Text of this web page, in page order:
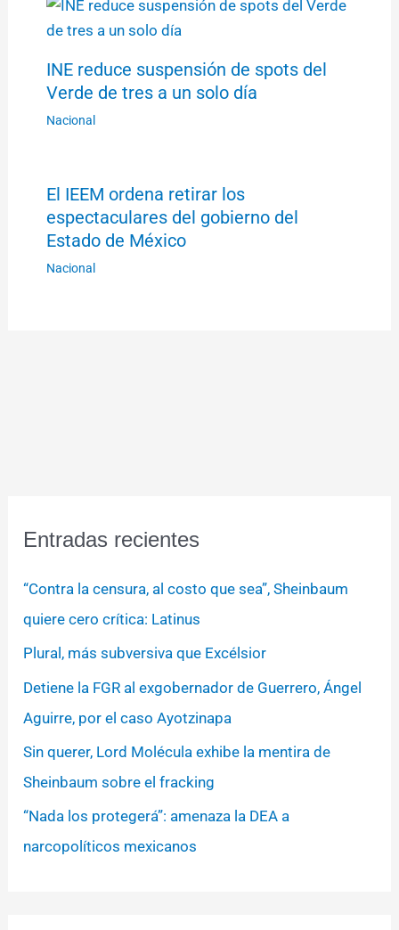
INE reduce suspensión de spots del
Verde de tres a un solo día
Nacional
El IEEM ordena retirar los
espectaculares del gobierno del
Estado de México
Nacional
Entradas recientes
“Contra la censura, al costo que sea”, Sheinbaum
quiere cero crítica: Latinus
Plural, más subversiva que Excélsior
Detiene la FGR al exgobernador de Guerrero, Ángel
Aguirre, por el caso Ayotzinapa
Sin querer, Lord Molécula exhibe la mentira de
Sheinbaum sobre el fracking
“Nada los protegerá”: amenaza la DEA a
narcopolíticos mexicanos